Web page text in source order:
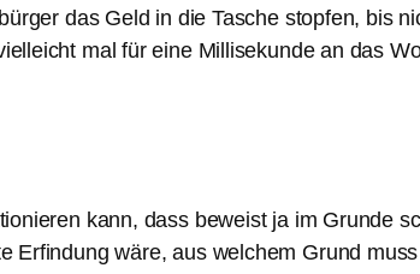
das Geld in die Tasche stopfen, bis
mal für eine Millisekunde an das
kann, dass beweist ja im Grunde
Erfindung wäre, aus welchem Grund